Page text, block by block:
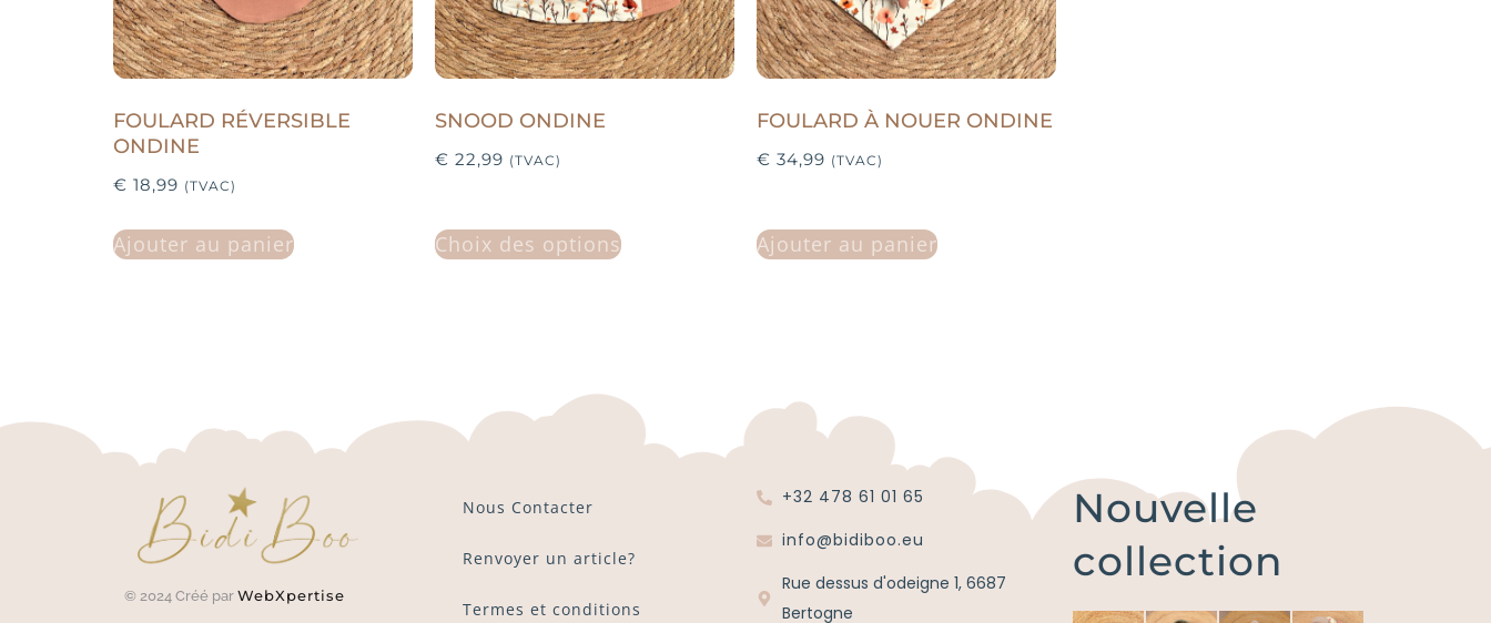
FOULARD RÉVERSIBLE
ONDINE
€ 18,99 (TVAC)
Ajouter au panier
SNOOD ONDINE
€ 22,99 (TVAC)
Choix des options
FOULARD À NOUER ONDINE
€ 34,99 (TVAC)
Ajouter au panier
© 2024 Créé par WebXpertise
Nous Contacter
Renvoyer un article?
Termes et conditions
+32 478 61 01 65
info@bidiboo.eu
Rue dessus d'odeigne 1, 6687
Bertogne
Nouvelle
collection